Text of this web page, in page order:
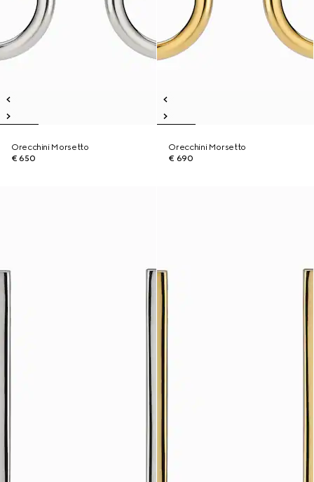
Orecchini Morsetto
€ 650
Orecchini Morsetto
€ 690